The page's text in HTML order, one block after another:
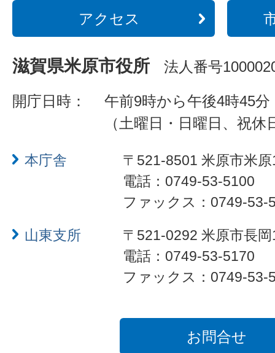
アクセス
滋賀県米原市役所 法人番号
開庁日時：
午前9時から午後4時45分
（土曜日・日曜日、祝
本庁舎
〒521-8501 米原市米
電話：0749-53-5100
ファックス：0749-53-
山東支所
〒521-0292 米原市長
電話：0749-53-5170
ファックス：0749-53-
お問合せ